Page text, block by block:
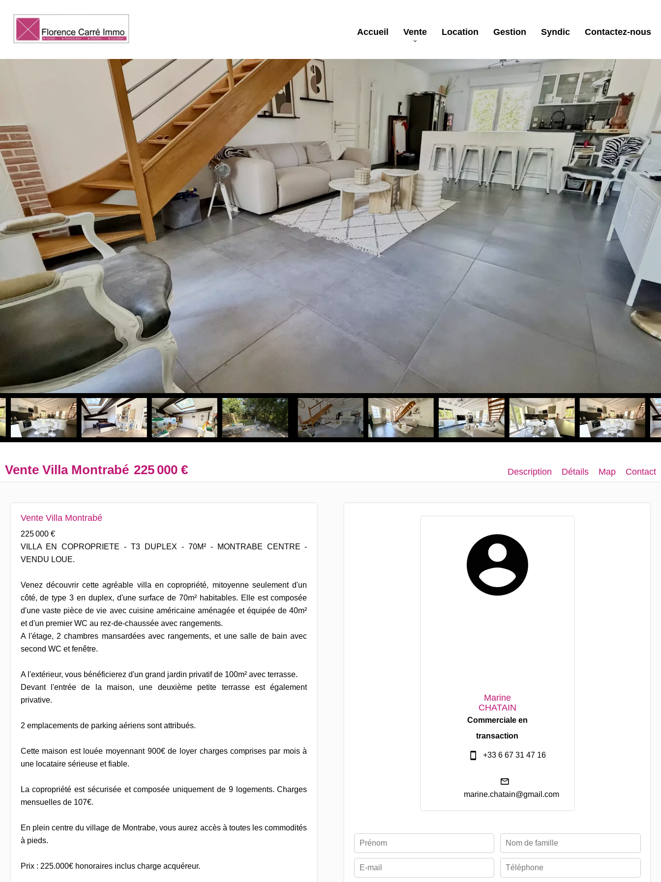
Accueil Vente Location Gestion Syndic Contactez-nous
Vente Villa Montrabé 225 000 € Description Détails Map Contact
Vente Villa Montrabé
225 000 €
VILLA EN COPROPRIETE - T3 DUPLEX - 70M² - MONTRABE CENTRE -
VENDU LOUE.
Venez découvrir cette agréable villa en copropriété, mitoyenne seulement d'un
côté, de type 3 en duplex, d'une surface de 70m² habitables. Elle est composée
d'une vaste pièce de vie avec cuisine américaine aménagée et équipée de 40m²
et d'un premier WC au rez-de-chaussée avec rangements.
A l'étage, 2 chambres mansardées avec rangements, et une salle de bain avec
second WC et fenêtre.
A l'extérieur, vous bénéficierez d'un grand jardin privatif de 100m² avec terrasse.
Devant l'entrée de la maison, une deuxième petite terrasse est également
privative.
2 emplacements de parking aériens sont attribués.
Cette maison est louée moyennant 900€ de loyer charges comprises par mois à
une locataire sérieuse et fiable.
La copropriété est sécurisée et composée uniquement de 9 logements. Charges
mensuelles de 107€.
En plein centre du village de Montrabe, vous aurez accès à toutes les commodités
à pieds.
Prix : 225.000€ honoraires inclus charge acquéreur.
Marine
CHATAIN
Commerciale en
transaction
+33 6 67 31 47 16
marine.chatain@gmail.com